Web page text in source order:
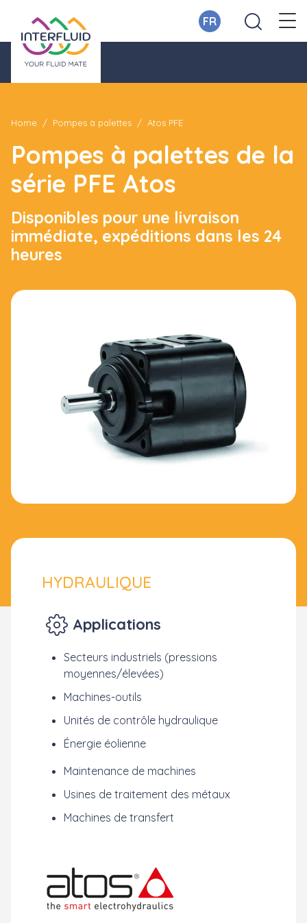
FR
Home Pompes à palettes Atos PFE
Pompes à palettes de la
série PFE Atos
Disponibles pour une livraison
immédiate, expéditions dans les 24
heures
HYDRAULIQUE
Applications
Secteurs industriels (pressions
moyennes/élevées)
Machines-outils
Unités de contrôle hydraulique
Énergie éolienne
Maintenance de machines
Usines de traitement des métaux
Machines de transfert